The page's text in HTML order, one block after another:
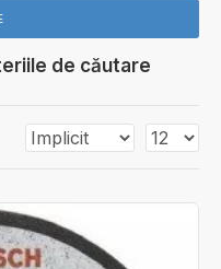
de căutare